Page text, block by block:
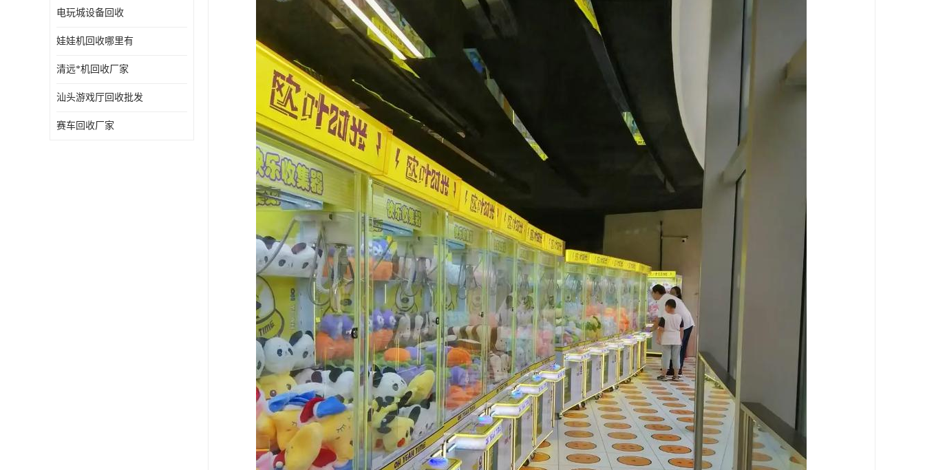
电玩城设备回收
娃娃机回收哪里有
清远*机回收厂家
汕头游戏厅回收批发
赛车回收厂家